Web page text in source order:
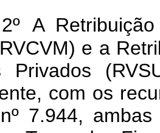
A
e a
Privados
com os
7.944,